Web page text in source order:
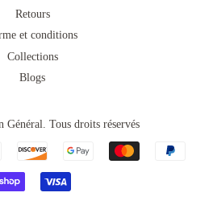
Retours
et conditions
Collections
Blogs
Général Tous droits réservés
Icônes
Paiement